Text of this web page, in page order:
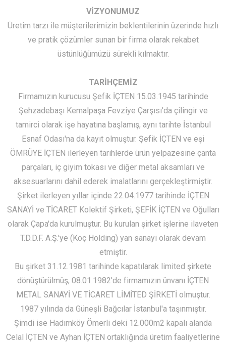
VİZYONUMUZ
Üretim tarzı ile müşterilerimizin beklentilerinin üzerinde hızlı
ve pratik çözümler sunan bir firma olarak rekabet
üstünlüğümüzü sürekli kılmaktır.
TARİHÇEMİZ
Firmamızın kurucusu Şefik İÇTEN 15.03.1945 tarihinde
Şehzadebaşı Kemalpaşa Fevziye Çarşısı'da çilingir ve
tamirci olarak işe hayatına başlamış, aynı tarihte İstanbul
Esnaf Odası'na da kayıt olmuştur. Şefik İÇTEN ve eşi
ÖMRÜYE İÇTEN ilerleyen tarihlerde ürün yelpazesine çanta
parçaları, iç giyim tokası ve diğer metal aksamları ve
aksesuarlarını dahil ederek imalatlarını gerçekleştirmiştir.
Şirket ilerleyen yıllar içinde 22.04.1977 tarihinde İÇTEN
SANAYİ ve TİCARET Kolektif Şirketi, ŞEFİK İÇTEN ve Oğulları
olarak Çapa'da kurulmuştur. Bu kurulan şirket işlerine ilaveten
T.D.D.F. A.Ş.'ye (Koç Holding) yan sanayi olarak devam
etmiştir.
Bu şirket 31.12.1981 tarihinde kapatılarak limited şirkete
dönüştürülmüş, 08.01.1982'de firmamızın ünvanı İÇTEN
METAL SANAYİ VE TİCARET LİMİTED ŞİRKETİ olmuştur.
1987 yılında da Güneşli Bağcılar İstanbul'a taşınmıştır.
Şimdi ise Hadımköy Ömerli deki 12.000m2 kapalı alanda
Celal İÇTEN ve Ayhan İÇTEN ortaklığında üretim faaliyetlerine